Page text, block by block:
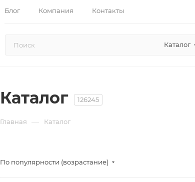
Блог Компания Контакты
Каталог
Каталог 126245
Главная — Каталог
По популярности (возрастание)